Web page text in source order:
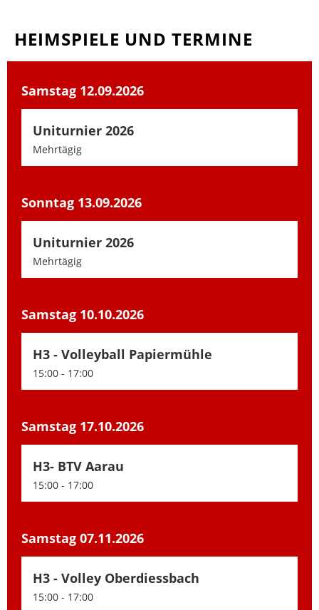
HEIMSPIELE UND TERMINE
Samstag 12.09.2026
Uniturnier 2026
Mehrtägig
Sonntag 13.09.2026
Uniturnier 2026
Mehrtägig
Samstag 10.10.2026
H3 - Volleyball Papiermühle
15:00 - 17:00
Samstag 17.10.2026
H3- BTV Aarau
15:00 - 17:00
Samstag 07.11.2026
H3 - Volley Oberdiessbach
15:00 - 17:00